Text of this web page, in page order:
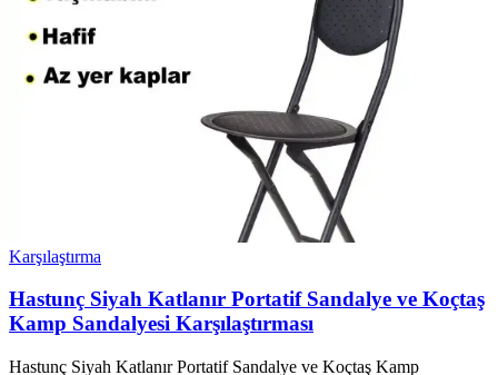
Karşılaştırma
Hastunç Siyah Katlanır Portatif Sandalye ve Koçtaş
Kamp Sandalyesi Karşılaştırması
Hastunç Siyah Katlanır Portatif Sandalye ve Koçtaş Kamp